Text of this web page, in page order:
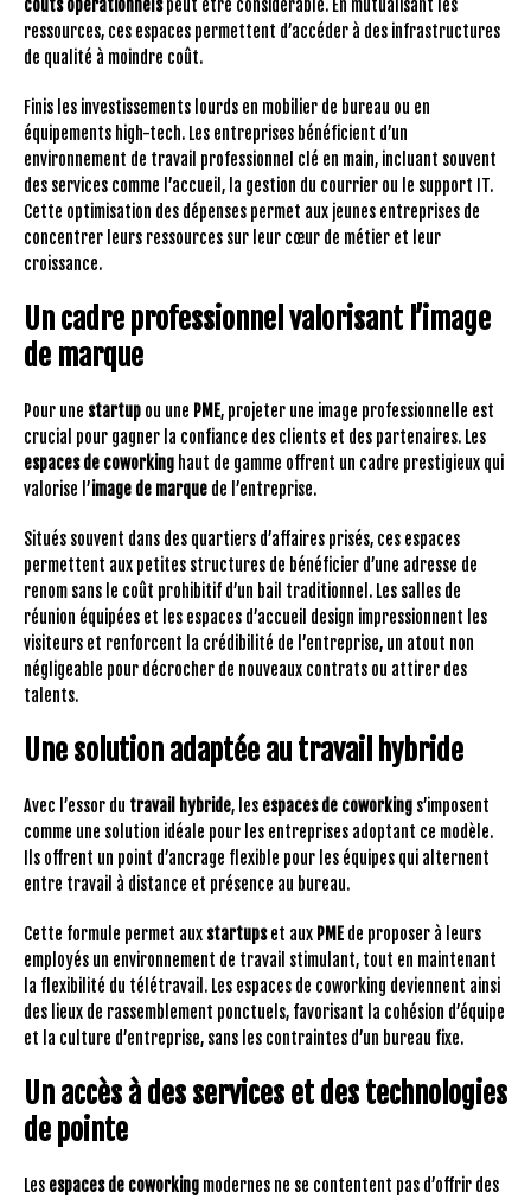
coûts opérationnelspeut être considérable. En mutualisant les
ressources, ces espaces permettent d’accéder à des infrastructures
de qualité à moindre coût.
Finis les investissements lourds en mobilier de bureau ou en
équipements high-tech. Les entreprises bénéficient d’un
environnement de travail professionnel clé en main, incluant souvent
des services comme l’accueil, la gestion du courrier ou le support IT.
Cette optimisation des dépenses permet aux jeunes entreprises de
concentrer leurs ressources sur leur cœur de métier et leur
croissance.
Un cadre professionnel valorisant l’image
de marque
Pour une startup ou une PME, projeter une image professionnelle est
crucial pour gagner la confiance des clients et des partenaires. Les
espaces de coworking haut de gamme offrent un cadre prestigieux qui
valorise l’image de marque de l’entreprise.
Situés souvent dans des quartiers d’affaires prisés, ces espaces
permettent aux petites structures de bénéficier d’une adresse de
renom sans le coût prohibitif d’un bail traditionnel. Les salles de
réunion équipées et les espaces d’accueil design impressionnent les
visiteurs et renforcent la crédibilité de l’entreprise, un atout non
négligeable pour décrocher de nouveaux contrats ou attirer des
talents.
Une solution adaptée au travail hybride
Avec l’essor du travail hybride, les espaces de coworking s’imposent
comme une solution idéale pour les entreprises adoptant ce modèle.
Ils offrent un point d’ancrage flexible pour les équipes qui alternent
entre travail à distance et présence au bureau.
Cette formule permet aux startupset aux PME de proposer à leurs
employés un environnement de travail stimulant, tout en maintenant
la flexibilité du télétravail. Les espaces de coworking deviennent ainsi
des lieux de rassemblement ponctuels, favorisant la cohésion d’équipe
et la culture d’entreprise, sans les contraintes d’un bureau fixe.
Un accès à des services et des technologies
de pointe
Les espaces de coworking modernes ne se contentent pas d’offrir des